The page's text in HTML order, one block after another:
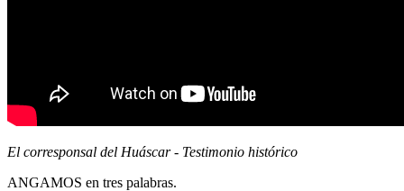
El corresponsal del Huáscar - Testimonio histórico
ANGAMOS en tres palabras.